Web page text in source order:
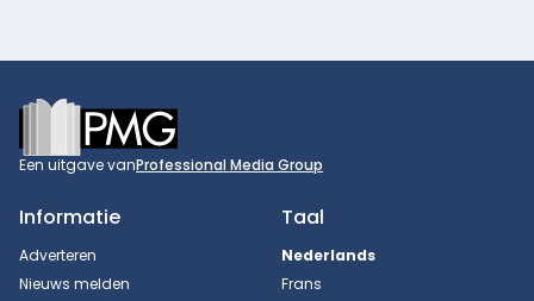
Footer
Een uitgave vanProfessional Media Group
Informatie
Adverteren
Nieuws melden
Taal
Nederlands
Frans